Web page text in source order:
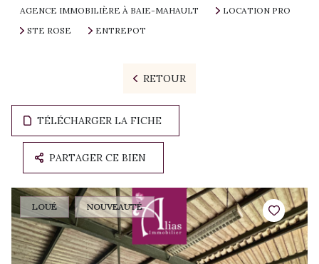
AGENCE IMMOBILIÈRE À BAIE-MAHAULT
LOCATION PRO
STE ROSE
ENTREPOT
RETOUR
TÉLÉCHARGER LA FICHE
PARTAGER CE BIEN
LOUÉ NOUVEAUTÉ